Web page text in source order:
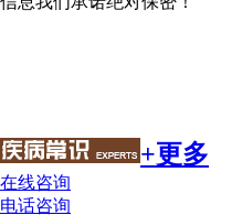
+更多
在线咨询
电话咨询